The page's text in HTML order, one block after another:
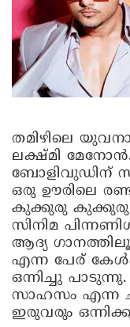
തമിഴിലെ
ലക്ഷ്മി മേനോൻ.
ബോളിവുഡിന്
ഒരു ഊരിലെ
കുക്കുരു കുക്കുരു
സിനിമ
ആദ്യ
എന്ന പേര്
ഒന്നിച്ചു
സാഹസം എന്ന
ഇരുവരും